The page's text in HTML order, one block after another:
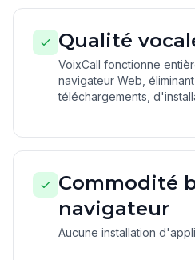
Qualité
VoixCall fonctionne
navigateur Web,
téléchargements,
Commodité
navigateur
Aucune installation